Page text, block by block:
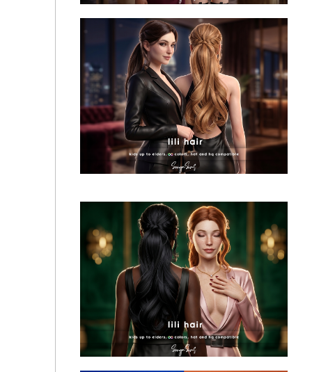
Женская прическа - Lili Hairstyle - Super Long
(With Bangs)
Женская прическа - Lili Hairstyle - Long (No
Bangs)